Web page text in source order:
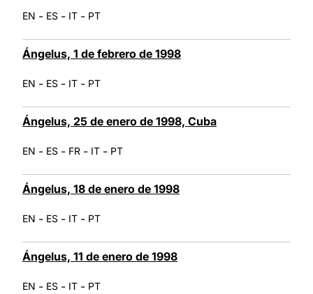
EN - ES - IT - PT
Ángelus, 1 de febrero de 1998
EN - ES - IT - PT
Ángelus, 25 de enero de 1998, Cuba
EN - ES - FR - IT - PT
Ángelus, 18 de enero de 1998
EN - ES - IT - PT
Ángelus, 11 de enero de 1998
EN - ES - IT - PT